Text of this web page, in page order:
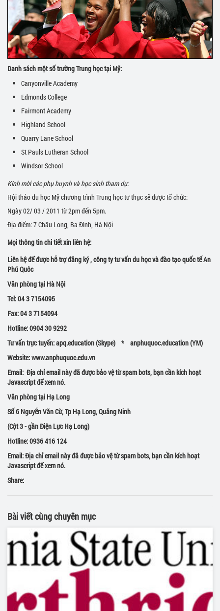
Danh sách một số trường Trung học tại Mỹ:
Canyonville Academy
Edmonds College
Fairmont Academy
Highland School
Quarry Lane School
St Pauls Lutheran School
Windsor School
Kính mời các phụ huynh và học sinh tham dự.
Hội thảo du học Mỹ chương trình Trung học tư thục sẽ được tổ chức:
Ngày 02/ 03 / 2011 từ 2pm đến 5pm.
Địa điểm: 7 Châu Long, Ba Đình, Hà Nội
Mọi thông tin chi tiết xin liên hệ:
Liên hệ để được hỗ trợ đăng ký , công ty tư vấn du học và đào tạo quốc tế An
Phú Quôc
Văn phòng tại Hà Nội
Tel: 04 3 7154095
Fax: 04 3 7154094
Hotline: 0904 30 9292
Tư vấn trực tuyến: apq.education (Skype) * anphuquoc.education (YM)
Website:www.anphuquoc.edu.vn
Email: Địa chỉ email này đã được bảo vệ từ spam bots, bạn cần kích hoạt
Javascript để xem nó.
Văn phòng tại Hạ Long
Số 6 Nguyễn Văn Cừ, Tp Hạ Long, Quảng Ninh
(Cột 3 - gần Điện Lực Hạ Long)
Hotline: 0936 416 124
Email: Địa chỉ email này đã được bảo vệ từ spam bots, bạn cần kích hoạt
Javascript để xem nó.
Share:
Bài viết cùng chuyên mục